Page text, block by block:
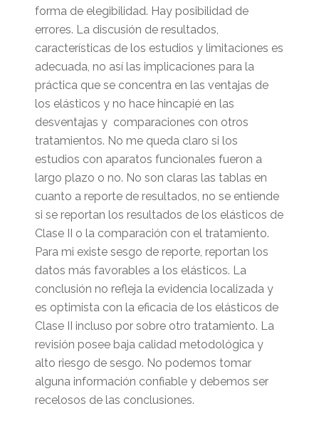
forma de elegibilidad. Hay posibilidad de
errores. La discusión de resultados,
características de los estudios y limitaciones es
adecuada, no así las implicaciones para la
práctica que se concentra en las ventajas de
los elásticos y no hace hincapié en las
desventajas y comparaciones con otros
tratamientos. No me queda claro si los
estudios con aparatos funcionales fueron a
largo plazo o no. No son claras las tablas en
cuanto a reporte de resultados, no se entiende
si se reportan los resultados de los elásticos de
Clase II o la comparación con el tratamiento.
Para mi existe sesgo de reporte, reportan los
datos más favorables a los elásticos. La
conclusión no refleja la evidencia localizada y
es optimista con la eficacia de los elásticos de
Clase II incluso por sobre otro tratamiento. La
revisión posee baja calidad metodológica y
alto riesgo de sesgo. No podemos tomar
alguna información confiable y debemos ser
recelosos de las conclusiones.